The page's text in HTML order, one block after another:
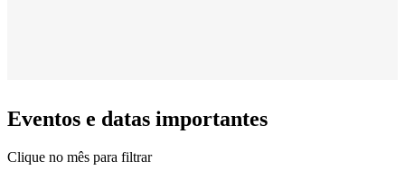
Eventos e datas importantes
Clique no mês para filtrar